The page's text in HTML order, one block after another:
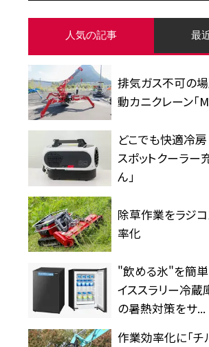
人気の記事 最
排気ガス不可の
動カニクレーン「
どこでも快適冷房
スポットクーラー
ん」
除草作業をラジ
率化
"飲める氷"を簡単
イススラリー冷蔵
の暑熱対策をサ...
作業効率化に「チ